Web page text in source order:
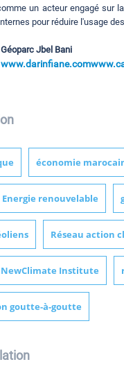
un acteur engagé sur
pour réduire l'usage
Jbel Bani
www.darinfiane.com
économie
Energie renouvelable
Réseau action
NewClimate Institute
goutte-à-goutte